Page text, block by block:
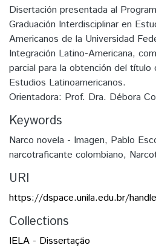
Disertación presentada al
Graduación Interdisciplinar en
Americanos de la Universidad
Integración Latino-Americana,
parcial para la obtención del título
Estudios Latinoamericanos.
Orientadora: Prof. Dra. Débora
Keywords
Narco novela - Imagen, Pablo
narcotraficante colombiano,
URI
https://dspace.unila.edu.br/
Collections
IELA - Dissertação